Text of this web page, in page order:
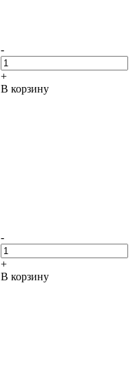
-
+
В корзину
-
+
В корзину